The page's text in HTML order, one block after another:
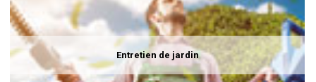
Entretien de jardin